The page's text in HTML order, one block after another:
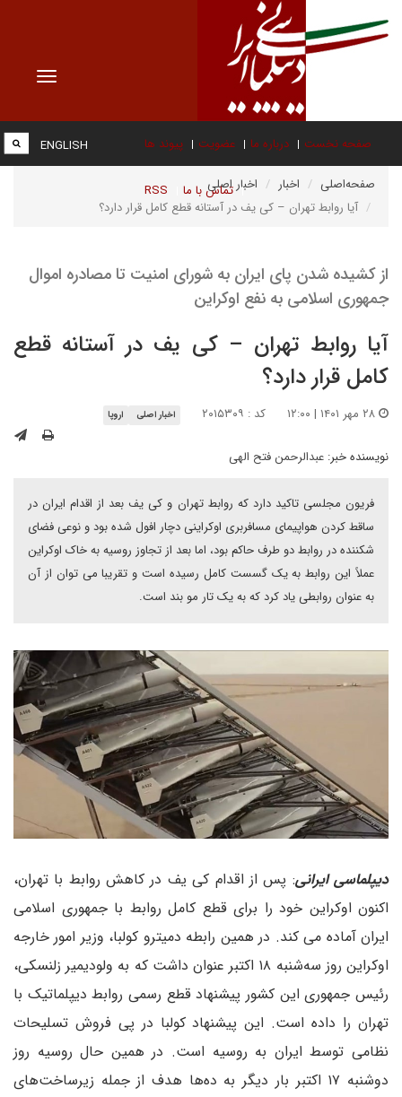
Toggle
صفحه نخست درباره ما عضویت پیوند ها
تماس با ما RSS
ENGLISH
صفحه‌اصلی اخبار
اخبار اصلی
آیا روابط تهران – کی یف در آستانه قطع کامل قرار دارد؟
از کشیده شدن پای ایران به شورای امنیت تا مصادره اموال
جمهوری اسلامی به نفع اوکراین
آیا روابط تهران – کی یف در آستانه قطع
کامل قرار دارد؟
کد : ۲۰۱۵۳۰۹ اخبار اصلی اروپا
نویسنده خبر: عبدالرحمن فتح الهی
فریون مجلسی تاکید دارد که روابط تهران و کی یف بعد از اقدام ایران در
ساقط کردن هواپیمای مسافربری اوکراینی دچار افول شده بود و نوعی فضای
شکننده در روابط دو طرف حاکم بود، اما بعد از تجاوز روسیه به خاک اوکراین
عملاً این روابط به یک گسست کامل رسیده است و تقریبا می توان از آن
به عنوان روابطی یاد کرد که به یک تار مو بند است.
دیپلماسی ایرانی: پس از اقدام کی یف در کاهش روابط با تهران،
اکنون اوکراین خود را برای قطع کامل روابط با جمهوری اسلامی
ایران آماده می کند. در همین رابطه دمیترو کولبا، وزیر امور خارجه
اوکراین روز سه‌شنبه ۱۸ اکتبر عنوان داشت که به ولودیمیر زلنسکی،
رئیس جمهوری این کشور پیشنهاد قطع رسمی روابط دیپلماتیک با
تهران را داده است. این پیشنهاد کولبا در پی فروش تسلیحات
نظامی توسط ایران به روسیه است. در همین حال روسیه روز
دوشنبه ۱۷ اکتبر بار دیگر به ده‌ها هدف از جمله زیر‌ساخت‌های